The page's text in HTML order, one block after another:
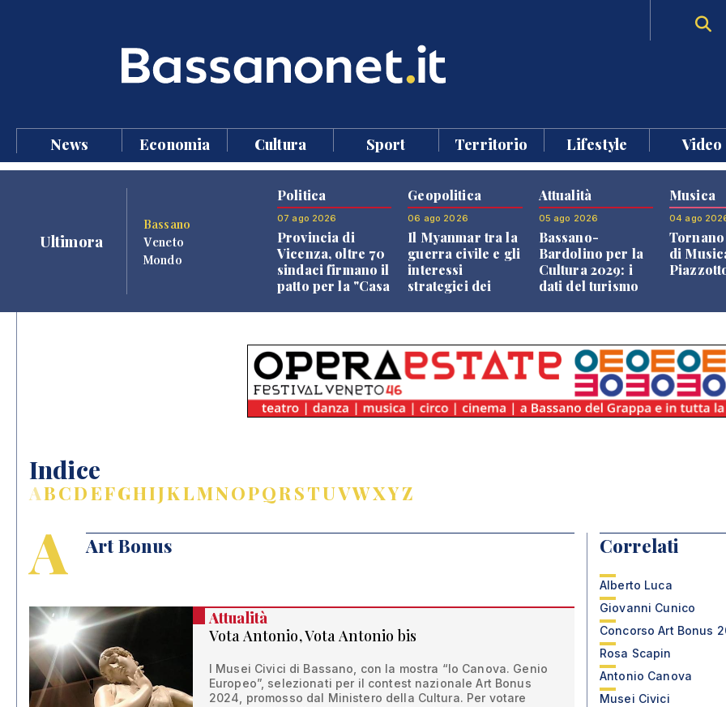
News Economia Cultura Sport Territorio Lifestyle Video
Ultimora
Bassano
Veneto
Mondo
Politica
07 ago 2026
Provincia di
Vicenza, oltre 70
sindaci firmano il
patto per la "Casa
Geopolitica
06 ago 2026
Il Myanmar tra la
guerra civile e gli
interessi
strategici dei
Attualità
05 ago 2026
Bassano-
Bardolino per la
Cultura 2029: i
dati del turismo
Musica
04 ago
di
Indice
ABCDEFGHIJKLMNOPQRSTUVWXYZ
A Art Bonus
Attualità
Vota Antonio, Vota Antonio bis
I Musei Civici di Bassano, con la mostra “Io Canova. Genio
Europeo”, selezionati per il contest nazionale Art Bonus
2024, promosso dal Ministero della Cultura. Per votare
Correlati
Alberto Luca
Giovanni Cunico
Concorso Art Bonus
Rosa Scapin
Antonio Canova
Musei Civici